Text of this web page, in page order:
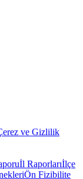
ve Gizlilik
İl Raporlarıİlçe
Ön Fizibilite